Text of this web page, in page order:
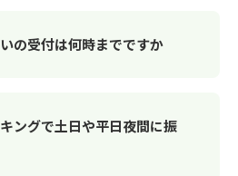
の受付は何時までですか
ングで土日や平日夜間に振